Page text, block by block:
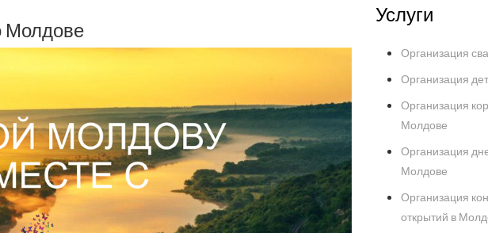
Молдове
Услуги
Организация
Организация
Организация
Молдове
Организация
Молдове
Организация
открытий в